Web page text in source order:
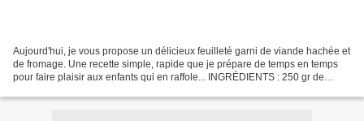
Aujourd'hui, je vous propose un délicieux feuilleté garni de viande hachée et
de fromage. Une recette simple, rapide que je prépare de temps en temps
pour faire plaisir aux enfants qui en raffole... INGRÉDIENTS : 250 gr de